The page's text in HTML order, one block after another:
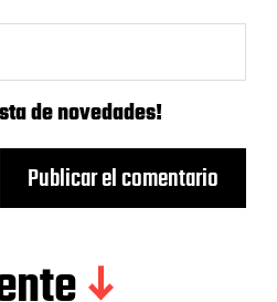
de novedades!